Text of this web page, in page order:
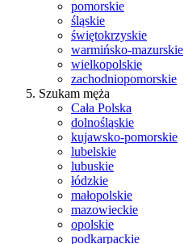
pomorskie
śląskie
świętokrzyskie
warmińsko-mazurskie
wielkopolskie
zachodniopomorskie
Szukam męża
Cała Polska
dolnośląskie
kujawsko-pomorskie
lubelskie
lubuskie
łódzkie
małopolskie
mazowieckie
opolskie
podkarpackie